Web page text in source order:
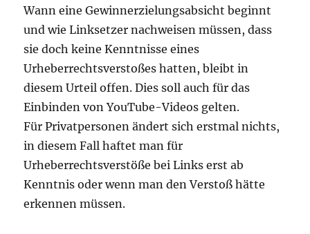
Wann eine Gewinnerzielungsabsicht beginnt
und wie Linksetzer nachweisen müssen, dass
sie doch keine Kenntnisse eines
Urheberrechtsverstoßes hatten, bleibt in
diesem Urteil offen. Dies soll auch für das
Einbinden von YouTube-Videos gelten.
Für Privatpersonen ändert sich erstmal nichts,
in diesem Fall haftet man für
Urheberrechtsverstöße bei Links erst ab
Kenntnis oder wenn man den Verstoß hätte
erkennen müssen.